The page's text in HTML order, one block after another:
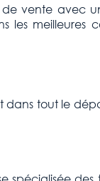
vente avec
les meilleures
dans tout le